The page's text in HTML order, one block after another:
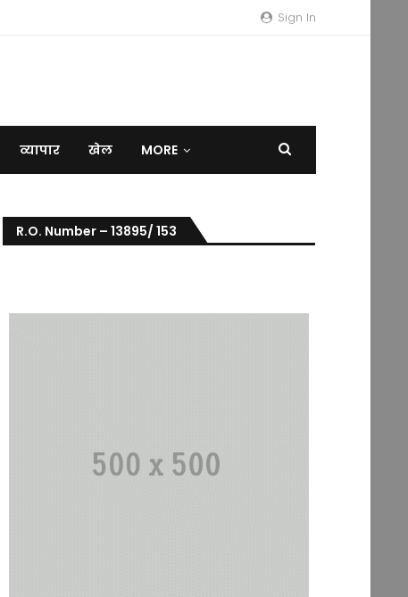
Sign In
व्यापार खेल MORE
R.O. Number – 13895/ 153